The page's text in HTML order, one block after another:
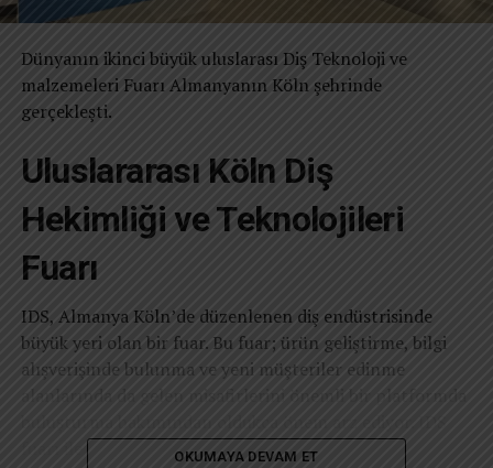
Dünyanın ikinci büyük uluslarası Diş Teknoloji ve
malzemeleri Fuarı Almanyanın Köln şehrinde
gerçekleşti.
Uluslararası Köln Diş
Hekimliği ve Teknolojileri
Fuarı
IDS, Almanya Köln’de düzenlenen diş endüstrisinde
büyük yeri olan bir fuar. Bu fuar; ürün geliştirme, bilgi
alışverişinde bulunma ve yeni müşteriler edinme
fuarı ile ilgili ayrıntılar yazı dizimizde.
OKUMAYA DEVAM ET